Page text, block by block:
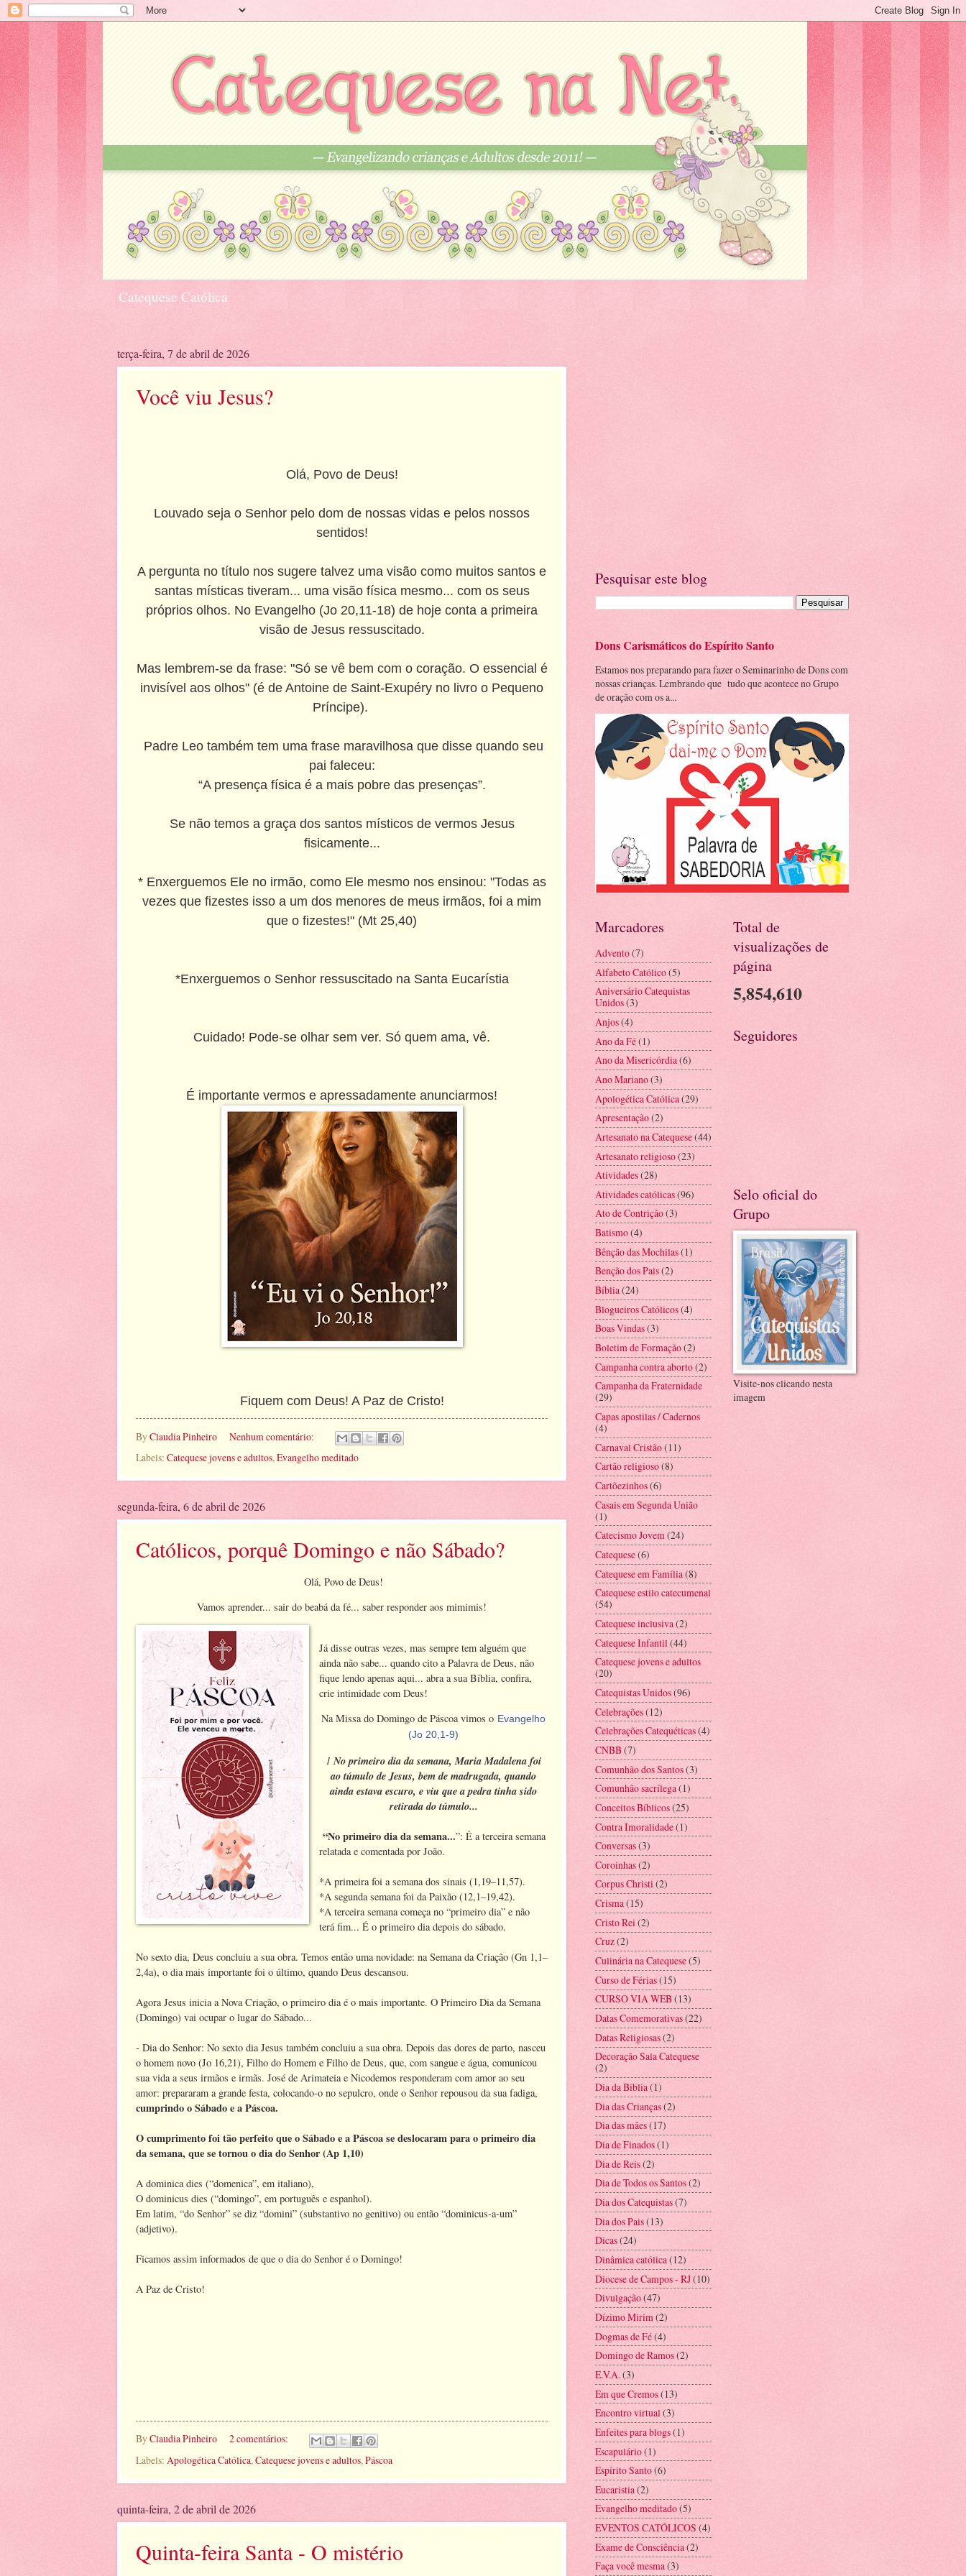
Catequese Católica
terça-feira, 7 de abril de 2026
Você viu Jesus?
Olá, Povo de Deus!
Louvado seja o Senhor pelo dom de nossas vidas e pelos nossos
sentidos!
A pergunta no título nos sugere talvez uma visão como muitos santos e
santas místicas tiveram... uma visão física mesmo... com os seus
próprios olhos. No Evangelho (Jo 20,11-18) de hoje conta a primeira
visão de Jesus ressuscitado.
Mas lembrem-se da frase: "Só se vê bem com o coração. O essencial é
invisível aos olhos" (é de Antoine de Saint-Exupéry no livro o Pequeno
Príncipe).
Padre Leo também tem uma frase maravilhosa que disse quando seu
pai faleceu:
“A presença física é a mais pobre das presenças”.
Se não temos a graça dos santos místicos de vermos Jesus
fisicamente...
* Enxerguemos Ele no irmão, como Ele mesmo nos ensinou: "Todas as
vezes que fizestes isso a um dos menores de meus irmãos, foi a mim
que o fizestes!" (Mt 25,40)
*Enxerguemos o Senhor ressuscitado na Santa Eucarístia
Cuidado! Pode-se olhar sem ver. Só quem ama, vê.
É importante vermos e apressadamente anunciarmos!
Fiquem com Deus! A Paz de Cristo!
ByClaudia Pinheiro
Nenhum comentário:
Labels: Catequese jovens e adultos,Evangelho meditado
segunda-feira, 6 de abril de 2026
Católicos, porquê Domingo e não Sábado?
Olá, Povo de Deus!
Vamos aprender... sair do beabá da fé... saber responder aos mimimis!
Já disse outras vezes, mas sempre tem alguém que
ainda não sabe... quando cito a Palavra de Deus, não
fique lendo apenas aqui... abra a sua Bíblia, confira,
crie intimidade com Deus!
Na Missa do Domingo de Páscoa vimos o Evangelho
(Jo 20,1-9)
1No primeiro dia da semana, Maria Madalena foi
ao túmulo de Jesus, bem de madrugada, quando
ainda estava escuro, e viu que a pedra tinha sido
retirada do túmulo...
“No primeiro dia da semana...”: É a terceira semana
relatada e comentada por João.
*A primeira foi a semana dos sinais (1,19–11,57).
*A segunda semana foi da Paixão (12,1–19,42).
*A terceira semana começa no “primeiro dia” e não
terá fim... É o primeiro dia depois do sábado.
No sexto dia, Deus concluiu a sua obra. Temos então uma novidade: na Semana da Criação (Gn 1,1–
2,4a), o dia mais importante foi o último, quando Deus descansou.
Agora Jesus inicia a Nova Criação, o primeiro dia é o mais importante. O Primeiro Dia da Semana
(Domingo) vai ocupar o lugar do Sábado...
- Dia do Senhor: No sexto dia Jesus também concluiu a sua obra. Depois das dores de parto, nasceu
o homem novo (Jo 16,21), Filho do Homem e Filho de Deus, que, com sangue e água, comunicou
sua vida a seus irmãos e irmãs. José de Arimateia e Nicodemos responderam com amor ao seu
amor: prepararam a grande festa, colocando-o no sepulcro, onde o Senhor repousou da sua fadiga,
cumprindo o Sábado e a Páscoa.
O cumprimento foi tão perfeito que o Sábado e a Páscoa se deslocaram para o primeiro dia
da semana, que se tornou o dia do Senhor (Ap 1,10)
A dominica dies (“domenica”, em italiano),
O dominicus dies (“domingo”, em português e espanhol).
Em latim, “do Senhor” se diz “domini” (substantivo no genitivo) ou então “dominicus-a-um”
(adjetivo).
Ficamos assim informados de que o dia do Senhor é o Domingo!
A Paz de Cristo!
ByClaudia Pinheiro
2 comentários:
Labels: Apologética Católica, Catequese jovens e adultos, Páscoa
quinta-feira, 2 de abril de 2026
Quinta-feira Santa - O mistério
Pesquisar este blog
Dons Carismáticos do Espírito Santo
Estamos nos preparando para fazer o Seminarinho de Dons com
nossas crianças. Lembrando que tudo que acontece no Grupo
de oração com os a...
Marcadores
Advento(7)
Alfabeto Católico(5)
Aniversário Catequistas
Unidos(3)
Anjos(4)
Ano da Fé(1)
Ano da Misericórdia(6)
Ano Mariano(3)
Apologética Católica(29)
Apresentação(2)
Artesanato na Catequese(44)
Artesanato religioso(23)
Atividades(28)
Atividades católicas(96)
Ato de Contrição(3)
Batismo(4)
Bênção das Mochilas(1)
Benção dos Pais(2)
Bíblia(24)
Blogueiros Católicos(4)
Boas Vindas(3)
Boletim de Formação(2)
Campanha contra aborto(2)
Campanha da Fraternidade
(29)
Capas apostilas / Cadernos
(4)
Carnaval Cristão(11)
Cartão religioso(8)
Cartõezinhos(6)
Casais em Segunda União
(1)
Catecismo Jovem(24)
Catequese(6)
Catequese em Família(8)
Catequese estilo catecumenal
(54)
Catequese inclusiva(2)
Catequese Infantil (44)
Catequese jovens e adultos
(20)
Catequistas Unidos(96)
Celebrações(12)
Celebrações Catequéticas(4)
CNBB(7)
Comunhão dos Santos(3)
Comunhão sacrílega(1)
Conceitos Bíblicos(25)
Contra Imoralidade(1)
Conversas(3)
Coroinhas(2)
Corpus Christi(2)
Crisma(15)
Cristo Rei (2)
Cruz(2)
Culinária na Catequese(5)
Curso de Férias(15)
CURSO VIA WEB(13)
Datas Comemorativas(22)
Datas Religiosas(2)
Decoração Sala Catequese
(2)
Dia da Biblia(1)
Dia das Crianças(2)
Dia das mães(17)
Dia de Finados(1)
Dia de Reis(2)
Dia de Todos os Santos(2)
Dia dos Catequistas(7)
Dia dos Pais(13)
Dicas(24)
Dinâmica católica(12)
Diocese de Campos - RJ(10)
Divulgação(47)
Dízimo Mirim(2)
Dogmas de Fé(4)
Domingo de Ramos(2)
E.V.A.(3)
Em que Cremos(13)
Encontro virtual(3)
Enfeites para blogs(1)
Escapulário(1)
Espírito Santo(6)
Eucaristia(2)
Evangelho meditado(5)
EVENTOS CATÓLICOS (4)
Exame de Consciência(2)
Faça você mesma(3)
Total de
visualizações de
página
5,854,610
Seguidores
Selo oficial do
Grupo
Visite-nos clicando nesta
imagem